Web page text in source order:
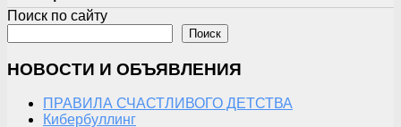
Поиск по сайту
Поиск
НОВОСТИ И ОБЪЯВЛЕНИЯ
ПРАВИЛА СЧАСТЛИВОГО ДЕТСТВА
Кибербуллинг